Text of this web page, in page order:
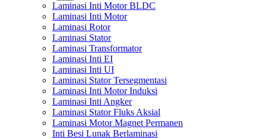
Laminasi Inti Motor BLDC
Laminasi Inti Motor
Laminasi Rotor
Laminasi Stator
Laminasi Transformator
Laminasi Inti EI
Laminasi Inti UI
Laminasi Stator Tersegmentasi
Laminasi Inti Motor Induksi
Laminasi Inti Angker
Laminasi Stator Fluks Aksial
Laminasi Motor Magnet Permanen
Inti Besi Lunak Berlaminasi